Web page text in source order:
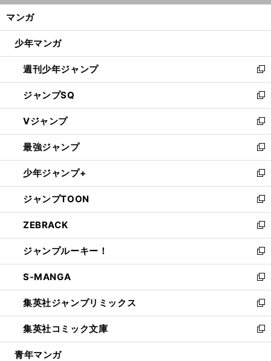
ン
ウ
開
く
マンガ
少年マンガ
週刊少年ジャンプ
新
し
い
ウ
ィ
ン
ド
ウ
で
開
く
ジャンプSQ
新
し
い
ウ
ィ
ン
ド
ウ
で
開
く
Vジャンプ
新
し
い
ウ
ィ
ン
ド
ウ
で
開
く
最強ジャンプ
新
し
い
ウ
ィ
ン
ド
ウ
で
開
く
少年ジャンプ+
新
し
い
ウ
ィ
ン
ド
ウ
で
開
く
ジャンプTOON
新
し
い
ウ
ィ
ン
ド
ウ
で
開
く
ZEBRACK
新
し
い
ウ
ィ
ン
ド
ウ
で
開
ジャンプルーキー！
新
し
い
ウ
ィ
ン
ド
ウ
S-MANGA
新
し
い
ウ
ィ
ン
集英社ジャンプリミックス
新
し
い
ウ
集英社コミック文庫
新
し
青年マンガ